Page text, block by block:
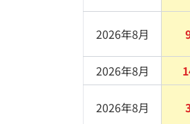
2026年8月
2026年8月
2026年8月